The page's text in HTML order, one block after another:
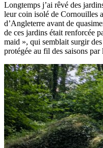
Longtemps j’ai rêvé des
leur coin isolé de Cornouilles
d’Angleterre avant de
de ces jardins était renforcée
maid », qui semblait surgir
protégée au fil des saisons